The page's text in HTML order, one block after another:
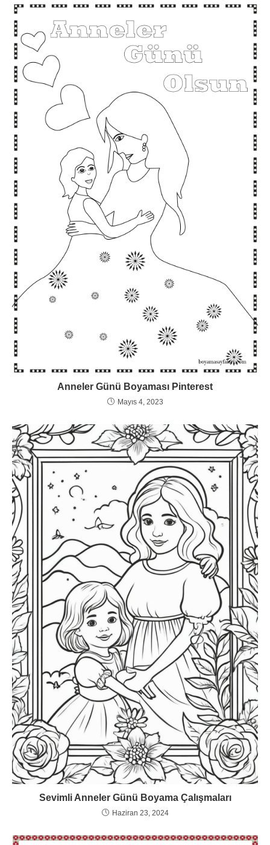
Anneler Günü Boyaması Pinterest
Mayıs 4, 2023
Sevimli Anneler Günü Boyama Çalışmaları
Haziran 23, 2024